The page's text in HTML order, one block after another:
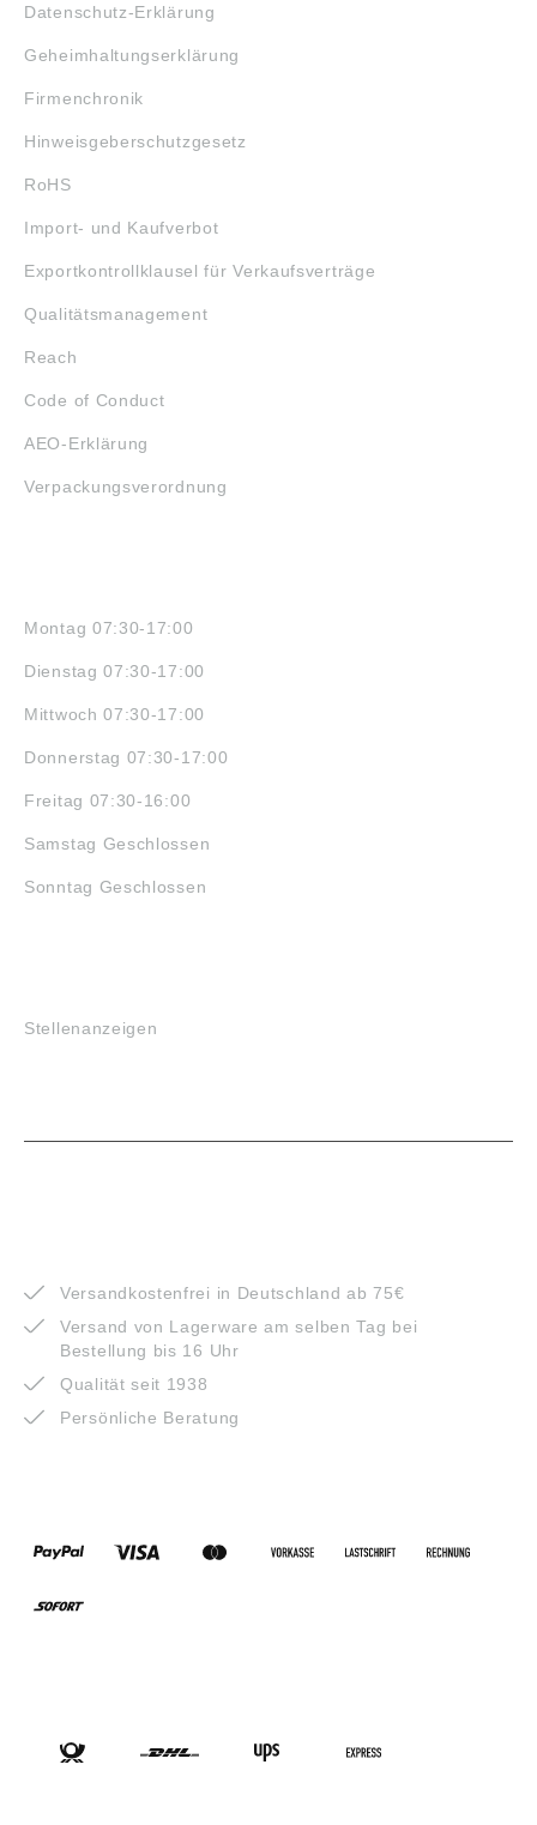
Datenschutz-Erklärung
Geheimhaltungserklärung
Firmenchronik
Hinweisgeberschutzgesetz
RoHS
Import- und Kaufverbot
Exportkontrollklausel für Verkaufsverträge
Qualitätsmanagement
Reach
Code of Conduct
AEO-Erklärung
Verpackungsverordnung
Montag 07:30-17:00
Dienstag 07:30-17:00
Mittwoch 07:30-17:00
Donnerstag 07:30-17:00
Freitag 07:30-16:00
Samstag Geschlossen
Sonntag Geschlossen
Stellenanzeigen
Versandkostenfrei in Deutschland ab 75€
Versand von Lagerware am selben Tag bei
Bestellung bis 16 Uhr
Qualität seit 1938
Persönliche Beratung